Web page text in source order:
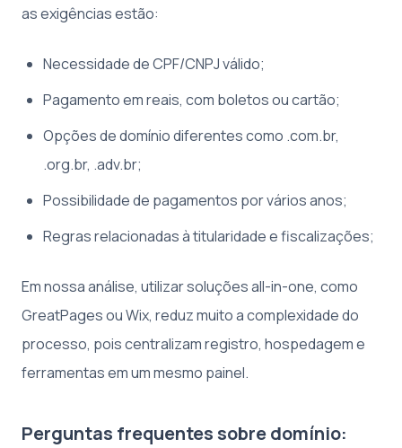
as exigências estão:
Necessidade de CPF/CNPJ válido;
Pagamento em reais, com boletos ou cartão;
Opções de domínio diferentes como .com.br,
.org.br, .adv.br;
Possibilidade de pagamentos por vários anos;
Regras relacionadas à titularidade e fiscalizações;
Em nossa análise, utilizar soluções all-in-one, como
GreatPages ou Wix, reduz muito a complexidade do
processo, pois centralizam registro, hospedagem e
ferramentas em um mesmo painel.
Perguntas frequentes sobre domínio: